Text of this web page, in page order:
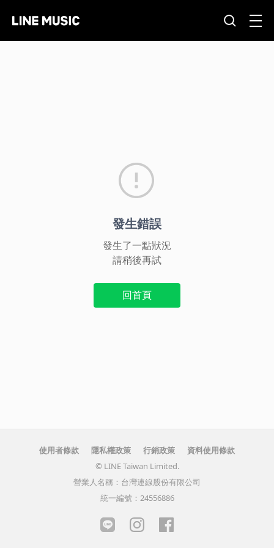
發生錯誤
發生了一點狀況
請稍後再試
回首頁
使用者條款 隱私權政策 行銷政策
資料使用條款
© LINE Taiwan Limited.
營業人名稱：台灣連線股份有限公司
統一編號：24556886